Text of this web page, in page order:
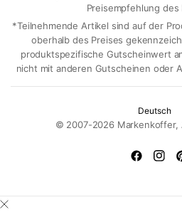
Preisempfehlung
*Teilnehmende Artikel sind auf der
oberhalb des Preises
produktspezifische Gutscheinwert
nicht mit anderen Gutscheinen oder
Land/
© 2007-2026 Markenkoffer,